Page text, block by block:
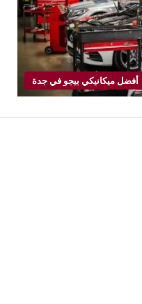
أفضل ميكانيكي بيجو في جدة